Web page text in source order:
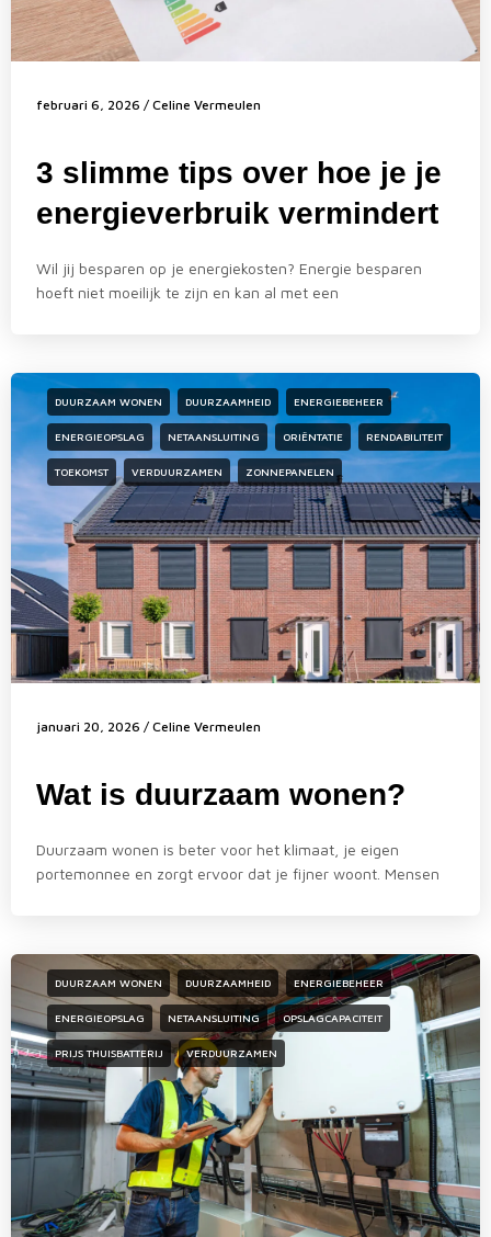
februari 6, 2026 / Celine Vermeulen
3 slimme tips over hoe je je
energieverbruik vermindert
Wil jij besparen op je energiekosten? Energie besparen
hoeft niet moeilijk te zijn en kan al met een
DUURZAAM WONEN DUURZAAMHEID ENERGIEBEHEER
ENERGIEOPSLAG NETAANSLUITING ORIËNTATIE RENDABILITEIT
TOEKOMST VERDUURZAMEN ZONNEPANELEN
januari 20, 2026 / Celine Vermeulen
Wat is duurzaam wonen?
Duurzaam wonen is beter voor het klimaat, je eigen
portemonnee en zorgt ervoor dat je fijner woont. Mensen
DUURZAAM WONEN DUURZAAMHEID ENERGIEBEHEER
ENERGIEOPSLAG NETAANSLUITING OPSLAGCAPACITEIT
PRIJS THUISBATTERIJ VERDUURZAMEN